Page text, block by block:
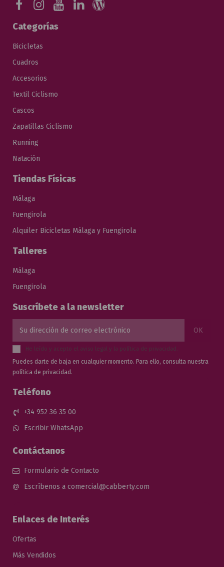
Categorías
Bicicletas
Cuadros
Accesorios
Textil Ciclismo
Cascos
Zapatillas Ciclismo
Running
Natación
Tiendas Físicas
Málaga
Fuengirola
Alquiler Bicicletas Málaga y Fuengirola
Talleres
Málaga
Fuengirola
Suscríbete a la newsletter
He leído y acepto el aviso legal y la política de privacidad .
Puedes darte de baja en cualquier momento. Para ello, consulta nuestra
política de privacidad.
Teléfono
+34 952 36 35 00
Escribir WhatsApp
Contáctanos
Formulario de Contacto
Escríbenos a comercial@cabberty.com
Enlaces de Interés
Ofertas
Más Vendidos